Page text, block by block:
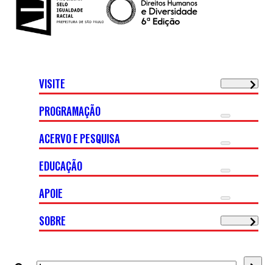
VISITE
PROGRAMAÇÃO
ACERVO E PESQUISA
EDUCAÇÃO
APOIE
SOBRE